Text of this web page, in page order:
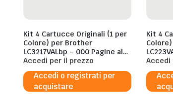
Kit 4 Cartucce Originali (1 per
Colore) per Brother
LC3217VALbp – 000 Pagine al
5%
Accedi per il prezzo
Accedi o registrati per
acquistare
Kit 4
Colore) per Brother
5%
Accedi